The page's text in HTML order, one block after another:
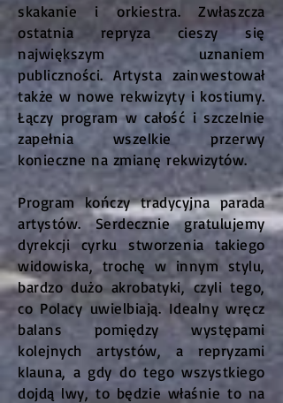
skakanie i orkiestra. Zwłaszcza
ostatnia repryza cieszy się
największym uznaniem
publiczności. Artysta zainwestował
także w nowe rekwizyty i kostiumy.
Łączy program w całość i szczelnie
zapełnia wszelkie przerwy
konieczne na zmianę rekwizytów.
Program kończy tradycyjna parada
artystów. Serdecznie gratulujemy
dyrekcji cyrku stworzenia takiego
widowiska, trochę w innym stylu,
bardzo dużo akrobatyki, czyli tego,
co Polacy uwielbiają. Idealny wręcz
balans pomiędzy występami
kolejnych artystów, a repryzami
klauna, a gdy do tego wszystkiego
dojdą lwy, to będzie właśnie to na